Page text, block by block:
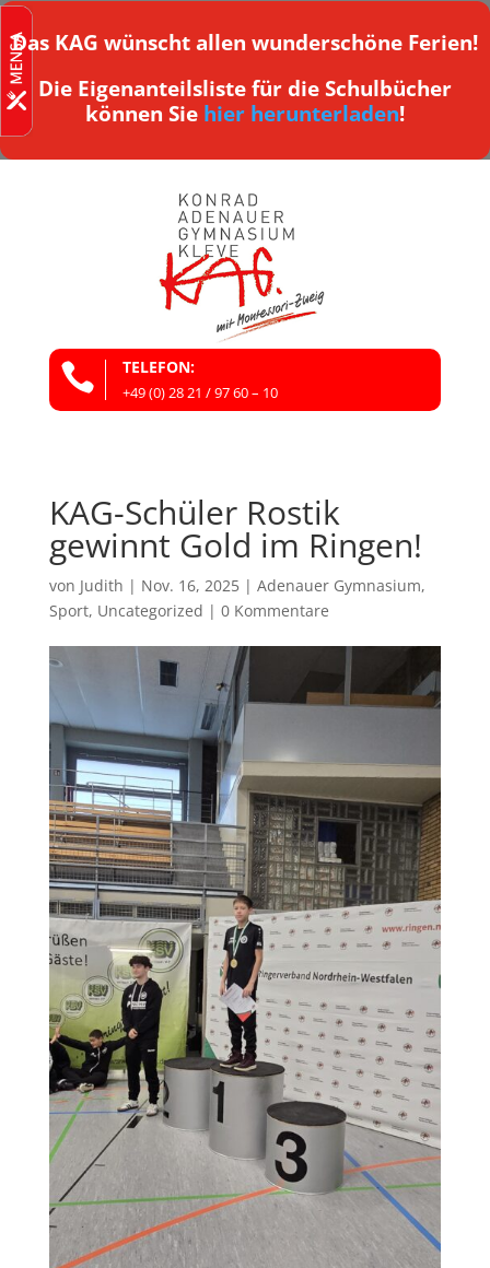
Das KAG wünscht allen wunderschöne Ferien!
Die Eigenanteilsliste für die Schulbücher
können Sie hier herunterladen!
 TELEFON:
+49 (0) 28 21 / 97 60 – 10
KAG-Schüler Rostik
gewinnt Gold im Ringen!
von Judith | Nov. 16, 2025| Adenauer Gymnasium,
Sport, Uncategorized | 0 Kommentare